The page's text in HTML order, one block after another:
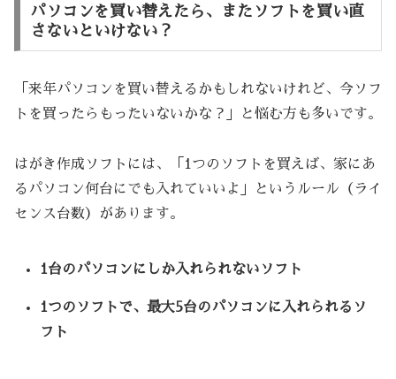
パソコンを買い替えたら、またソフトを買い直
さないといけない？
「来年パソコンを買い替えるかもしれないけれど、今ソフ
トを買ったらもったいないかな？」と悩む方も多いです。
はがき作成ソフトには、「1つのソフトを買えば、家にあ
るパソコン何台にでも入れていいよ」というルール（ライ
センス台数）があります。
1台のパソコンにしか入れられないソフト
1つのソフトで、最大5台のパソコンに入れられるソ
フト